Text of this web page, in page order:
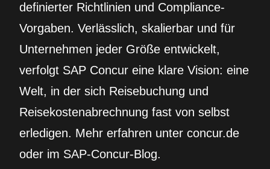
definierter Richtlinien und Compliance-
Vorgaben. Verlässlich, skalierbar und für
Unternehmen jeder Größe entwickelt,
verfolgt SAP Concur eine klare Vision: eine
Welt, in der sich Reisebuchung und
Reisekostenabrechnung fast von selbst
erledigen. Mehr erfahren unter concur.de
oder im SAP-Concur-Blog.